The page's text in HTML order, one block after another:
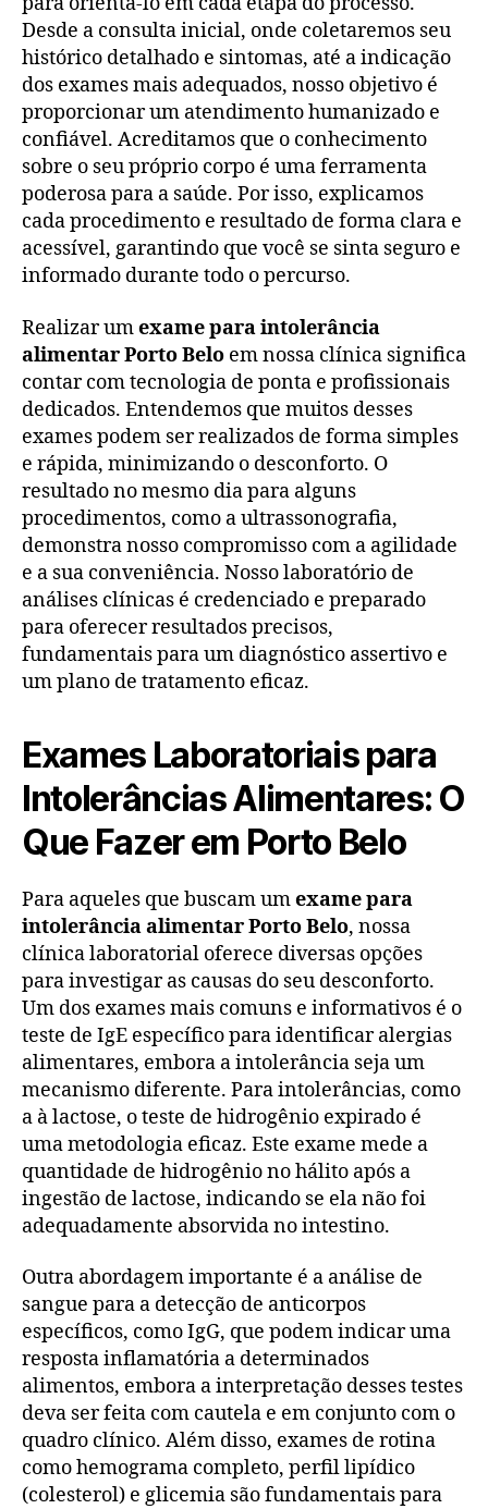
Desde a consulta inicial, onde coletaremos seu
histórico detalhado e sintomas, até a indicação
dos exames mais adequados, nosso objetivo é
proporcionar um atendimento humanizado e
confiável. Acreditamos que o conhecimento
sobre o seu próprio corpo é uma ferramenta
poderosa para a saúde. Por isso, explicamos
cada procedimento e resultado de forma clara e
acessível, garantindo que você se sinta seguro e
informado durante todo o percurso.
Realizar umexame para intolerância
alimentar Porto Belo em nossa clínica significa
contar com tecnologia de ponta e profissionais
dedicados. Entendemos que muitos desses
exames podem ser realizados de forma simples
e rápida, minimizando o desconforto. O
resultado no mesmo dia para alguns
procedimentos, como a ultrassonografia,
demonstra nosso compromisso com a agilidade
e a sua conveniência. Nosso laboratório de
análises clínicas é credenciado e preparado
para oferecer resultados precisos,
fundamentais para um diagnóstico assertivo e
um plano de tratamento eficaz.
Exames Laboratoriais para
Intolerâncias Alimentares: O
Que Fazer em Porto Belo
Para aqueles que buscam umexame para
intolerância alimentar Porto Belo, nossa
clínica laboratorial oferece diversas opções
para investigar as causas do seu desconforto.
Um dos exames mais comuns e informativos é o
teste de IgE específico para identificar alergias
alimentares, embora a intolerância seja um
mecanismo diferente. Para intolerâncias, como
a à lactose, o teste de hidrogênio expirado é
uma metodologia eficaz. Este exame mede a
quantidade de hidrogênio no hálito após a
ingestão de lactose, indicando se ela não foi
adequadamente absorvida no intestino.
Outra abordagem importante é a análise de
sangue para a detecção de anticorpos
específicos, como IgG, que podem indicar uma
resposta inflamatória a determinados
alimentos, embora a interpretação desses testes
deva ser feita com cautela e em conjunto com o
quadro clínico. Além disso, exames de rotina
como hemograma completo, perfil lipídico
(colesterol) e glicemia são fundamentais para